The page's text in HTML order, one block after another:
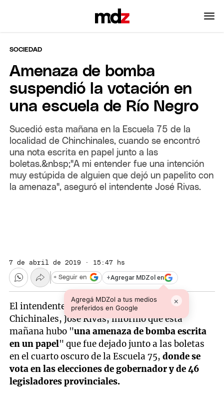
SOCIEDAD
Amenaza de bomba
suspendió la votación en
una escuela de Río Negro
Sucedió esta mañana en la Escuela 75 de la
localidad de Chinchinales, cuando se encontró
una nota escrita en papel junto a las
boletas.&nbsp;"A mi entender fue una intención
muy estúpida de alguien que dejó un papelito con
la amenaza", aseguró el intendente José Rivas.
7 de abril de 2019 · 15:47 hs
+Agregar MDZol en
Agregá MDZol a tus medios
preferidos en Google
×
+ Seguir en
El intendente de la localidad rionegrina de
Chichinales, José Rivas, informó que esta
mañana hubo "una amenaza de bomba escrita
en un papel" que fue dejado junto a las boletas
en el cuarto oscuro de la Escuela 75,donde se
vota en las elecciones de gobernador y de 46
legisladores provinciales.